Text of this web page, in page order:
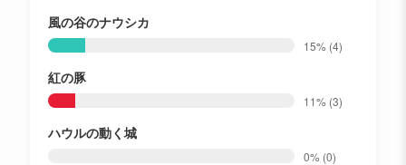
風の谷のナウシカ
15% (4)
紅の豚
11% (3)
ハウルの動く城
0% (0)